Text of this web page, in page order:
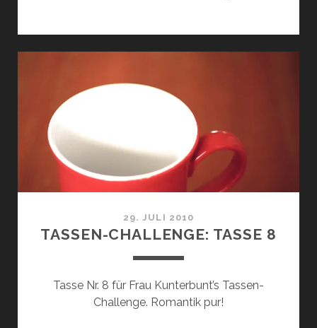
29. JULI 2010
TASSEN-CHALLENGE: TASSE 8
Tasse Nr. 8 für Frau Kunterbunt’s Tassen-
Challenge. Romantik pur!